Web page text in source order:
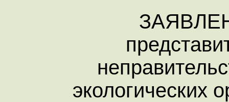
экологических